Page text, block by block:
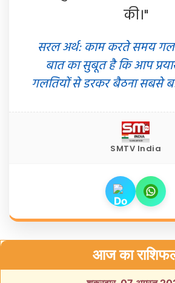
की।"
सरल अर्थ: काम करते समय
बात का सुबूत है कि आप
गलतियों से डरकर बैठना सबसे
SMTV India
आज का